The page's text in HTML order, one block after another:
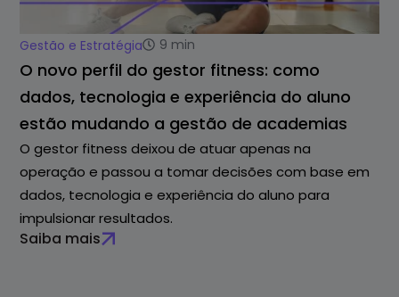
Gestão e Estratégia 9 min
O novo perfil do gestor fitness: como
dados, tecnologia e experiência do aluno
estão mudando a gestão de academias
O gestor fitness deixou de atuar apenas na
operação e passou a tomar decisões com base em
dados, tecnologia e experiência do aluno para
impulsionar resultados.
Saiba mais